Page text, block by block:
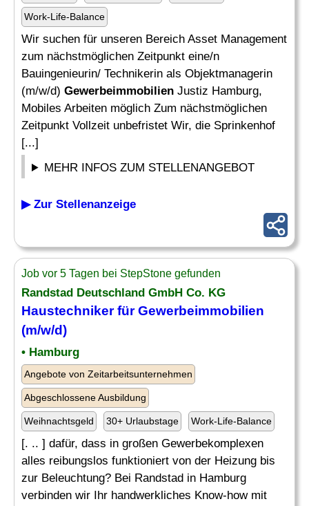
Work-Life-Balance
Wir suchen für unseren Bereich Asset Management
zum nächstmöglichen Zeitpunkt eine/n
Bauingenieurin/ Technikerin als Objektmanagerin
(m/w/d) Gewerbeimmobilien Justiz Hamburg,
Mobiles Arbeiten möglich Zum nächstmöglichen
Zeitpunkt Vollzeit unbefristet Wir, die Sprinkenhof
[...]
MEHR INFOS ZUM STELLENANGEBOT
▶ Zur Stellenanzeige
Job vor 5 Tagen bei StepStone gefunden
Randstad Deutschland GmbH Co. KG
Haustechniker fürGewerbeimmobilien
(m/w/d)
• Hamburg
Angebote von Zeitarbeitsunternehmen
Abgeschlossene Ausbildung
Weihnachtsgeld 30+ Urlaubstage Work-Life-Balance
[. .. ] dafür, dass in großen Gewerbekomplexen
alles reibungslos funktioniert von der Heizung bis
zur Beleuchtung? Bei Randstad in Hamburg
verbinden wir Ihr handwerkliches Know-how mit